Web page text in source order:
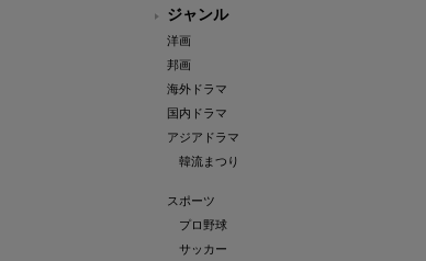
ジャンル
洋画
邦画
海外ドラマ
国内ドラマ
アジアドラマ
韓流まつり
スポーツ
プロ野球
サッカー